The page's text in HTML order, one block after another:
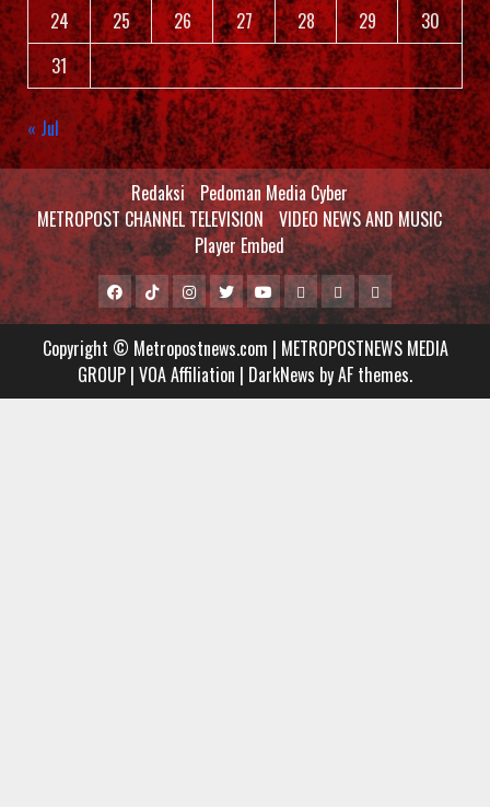
24
25 26 27 28 29
30
31
« Jul
Redaksi Pedoman Media Cyber
METROPOST CHANNEL TELEVISION VIDEO NEWS AND MUSIC
Player Embed
Facebook
Tiktok
Metropostnews
Media
Group
Instagram
TwitterYoutubeMCTVVIDEO
NEWS
AND
MUSIC
Player
Embed
Copyright © Metropostnews.com | METROPOSTNEWS MEDIA
GROUP | VOA Affiliation | DarkNews by AF themes.